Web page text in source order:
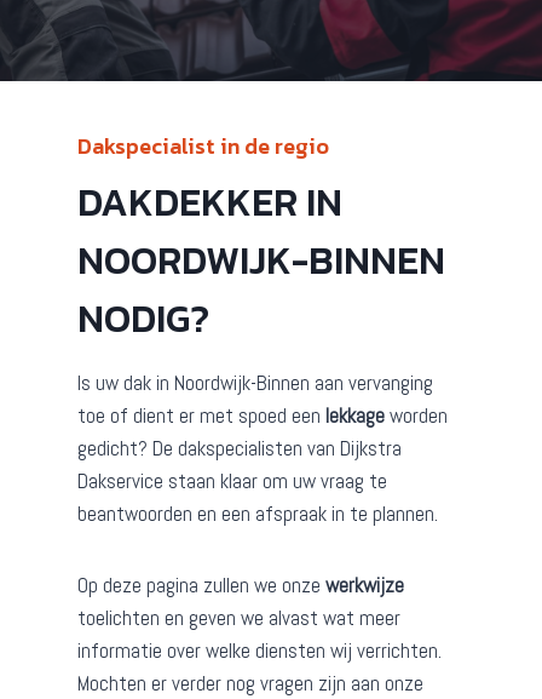
Dakspecialist in de regio
DAKDEKKER IN
NOORDWIJK-BINNEN
NODIG?
Is uw dak in Noordwijk-Binnen aan vervanging
toe of dient er met spoed een lekkageworden
gedicht? De dakspecialisten van Dijkstra
Dakservice staan klaar om uw vraag te
beantwoorden en een afspraak in te plannen.
Op deze pagina zullen we onze werkwijze
toelichten en geven we alvast wat meer
informatie over welke diensten wij verrichten.
Mochten er verder nog vragen zijn aan onze